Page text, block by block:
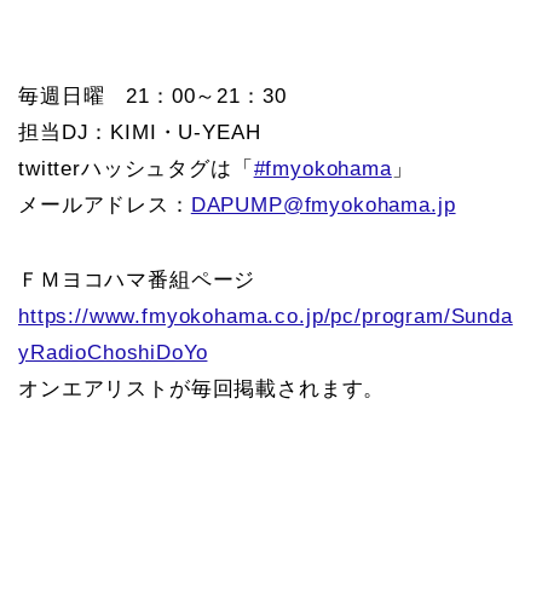
毎週日曜 21：00～21：30
担当DJ：KIMI・U-YEAH
twitterハッシュタグは「 #fmyokohama」
メールアドレス： DAPUMP@fmyokohama.jp
ＦＭヨコハマ番組ページ
https://www.fmyokohama.co.jp/pc/program/Sunda
yRadioChoshiDoYo
オンエアリストが毎回掲載されます。